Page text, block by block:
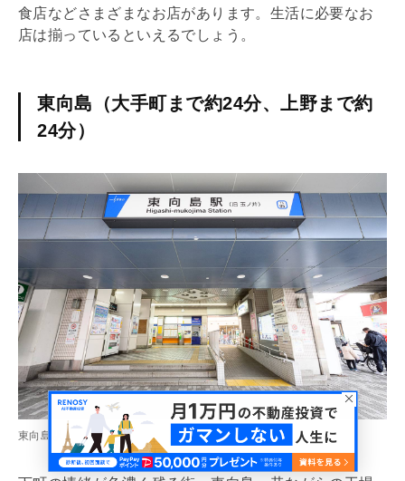
食店などさまざまなお店があります。生活に必要なお
店は揃っているといえるでしょう。
東向島（大手町まで約24分、上野まで約
24分）
東向島駅